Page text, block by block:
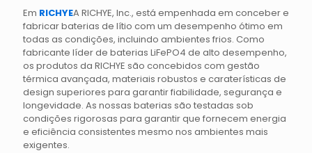
Em RICHYEA RICHYE, Inc., está empenhada em conceber e
fabricar baterias de lítio com um desempenho ótimo em
todas as condições, incluindo ambientes frios. Como
fabricante líder de baterias LiFePO4 de alto desempenho,
os produtos da RICHYE são concebidos com gestão
térmica avançada, materiais robustos e caraterísticas de
design superiores para garantir fiabilidade, segurança e
longevidade. As nossas baterias são testadas sob
condições rigorosas para garantir que fornecem energia
e eficiência consistentes mesmo nos ambientes mais
exigentes.